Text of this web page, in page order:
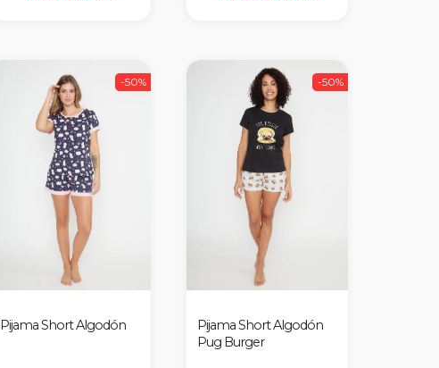
-50%
Pijama Short Algodón
-50%
Pijama Short Algodón
Pug Burger